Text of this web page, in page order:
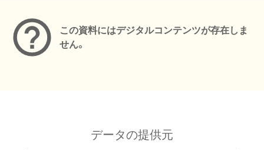
この資料にはデジタルコンテンツが存在しま
せん。
データの提供元